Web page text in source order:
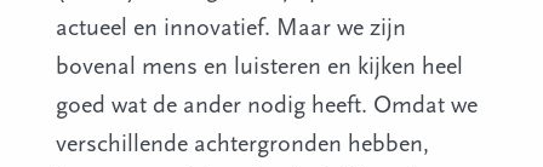
actueel en innovatief. Maar we zijn
bovenal mens en luisteren en kijken heel
goed wat de ander nodig heeft. Omdat we
verschillende achtergronden hebben,